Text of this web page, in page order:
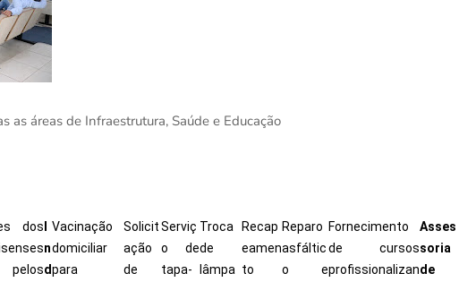
as áreas de Infraestrutura, Saúde e Educação
dos
n
d
Vacinação
domiciliar
para
Solicit
ação
de
Serviç
o de
tapa-
Troca
de
lâmpa
Recap
eamen
to
Reparo
asfáltic
o e
Fornecimento
de cursos
profissionalizan
Asses
soria
de